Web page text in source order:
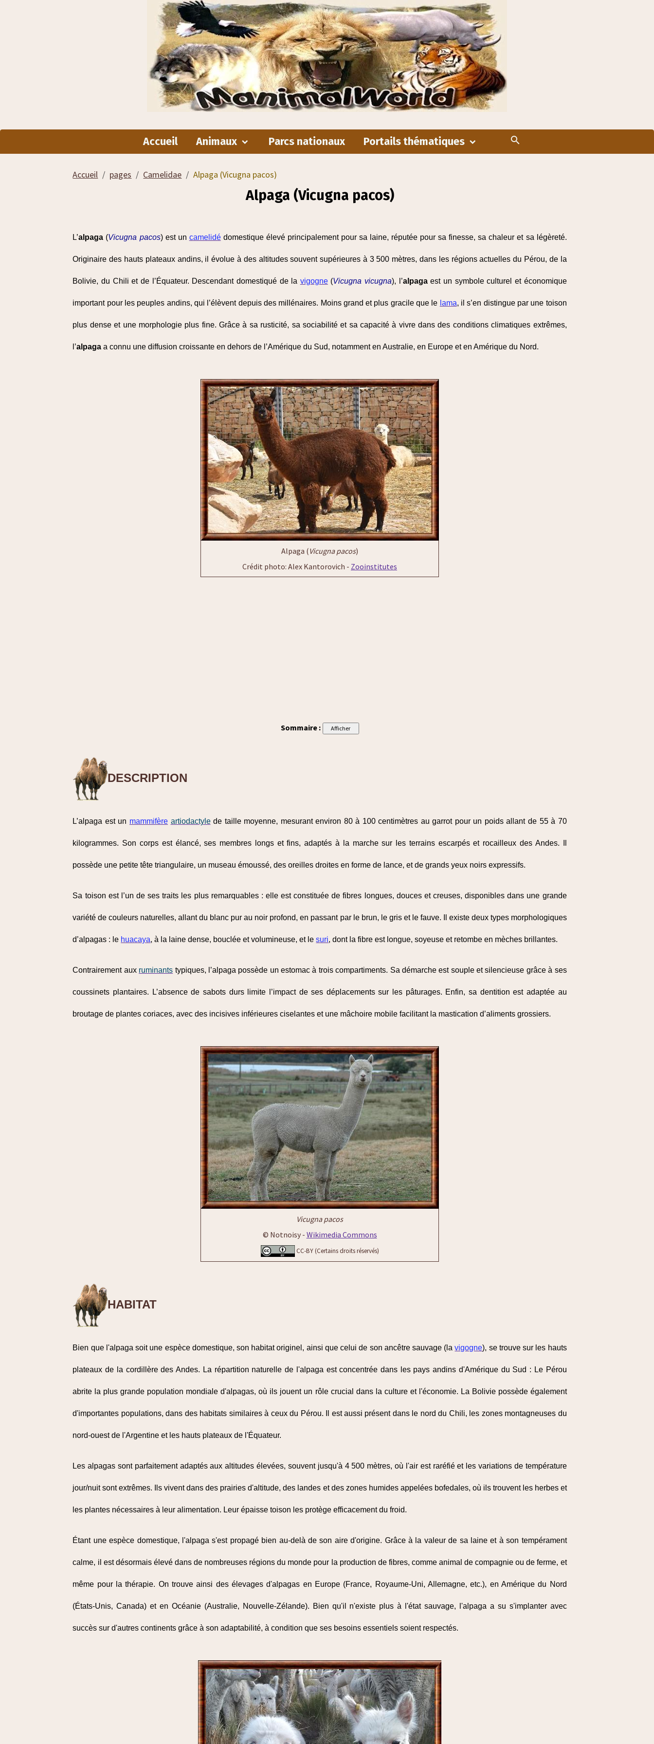
Accueil Animaux Parcs nationaux Portails thématiques
Accueil pages Camelidae Alpaga (Vicugna pacos)
Alpaga (Vicugna pacos)
L’alpaga (Vicugna pacos) est un camelidédomestique élevé principalement pour sa laine, réputée pour sa finesse, sa chaleur et sa légèreté.
Originaire des hauts plateaux andins, il évolue à des altitudes souvent supérieures à 3 500 mètres, dans les régions actuelles du Pérou, de la
Bolivie, du Chili et de l’Équateur. Descendant domestiqué de la vigogne(Vicugna vicugna), l’alpagaest un symbole culturel et économique
important pour les peuples andins, qui l’élèvent depuis des millénaires. Moins grand et plus gracile que le lama, il s’en distingue par une toison
plus dense et une morphologie plus fine. Grâce à sa rusticité, sa sociabilité et sa capacité à vivre dans des conditions climatiques extrêmes,
l’alpaga a connu une diffusion croissante en dehors de l’Amérique du Sud, notamment en Australie, en Europe et en Amérique du Nord.
Alpaga (Vicugna pacos)
Crédit photo: Alex Kantorovich - Zooinstitutes
Sommaire :
DESCRIPTION
L’alpaga est un mammifère artiodactylede taille moyenne, mesurant environ 80 à 100 centimètres au garrot pour un poids allant de 55 à 70
kilogrammes. Son corps est élancé, ses membres longs et fins, adaptés à la marche sur les terrains escarpés et rocailleux des Andes. Il
possède une petite tête triangulaire, un museau émoussé, des oreilles droites en forme de lance, et de grands yeux noirs expressifs.
Sa toison est l’un de ses traits les plus remarquables : elle est constituée de fibres longues, douces et creuses, disponibles dans une grande
variété de couleurs naturelles, allant du blanc pur au noir profond, en passant par le brun, le gris et le fauve. Il existe deux types morphologiques
d’alpagas : le huacaya, à la laine dense, bouclée et volumineuse, et lesuri, dont la fibre est longue, soyeuse et retombe en mèches brillantes.
Contrairement aux ruminants typiques, l’alpaga possède un estomac à trois compartiments. Sa démarche est souple et silencieuse grâce à ses
coussinets plantaires. L’absence de sabots durs limite l’impact de ses déplacements sur les pâturages. Enfin, sa dentition est adaptée au
broutage de plantes coriaces, avec des incisives inférieures ciselantes et une mâchoire mobile facilitant la mastication d’aliments grossiers.
Vicugna pacos
© Notnoisy - Wikimedia Commons
CC-BY (Certains droits réservés)
HABITAT
Bien que l'alpaga soit une espèce domestique, son habitat originel, ainsi que celui de son ancêtre sauvage (lavigogne), se trouve sur les hauts
plateaux de la cordillère des Andes. La répartition naturelle de l'alpaga est concentrée dans les pays andins d'Amérique du Sud : Le Pérou
abrite la plus grande population mondiale d'alpagas, où ils jouent un rôle crucial dans la culture et l'économie. La Bolivie possède également
d'importantes populations, dans des habitats similaires à ceux du Pérou. Il est aussi présent dans le nord du Chili, les zones montagneuses du
nord-ouest de l'Argentine et les hauts plateaux de l'Équateur.
Les alpagas sont parfaitement adaptés aux altitudes élevées, souvent jusqu'à 4 500 mètres, où l'air est raréfié et les variations de température
jour/nuit sont extrêmes. Ils vivent dans des prairies d'altitude, des landes et des zones humides appelées bofedales, où ils trouvent les herbes et
les plantes nécessaires à leur alimentation. Leur épaisse toison les protège efficacement du froid.
Étant une espèce domestique, l'alpaga s'est propagé bien au-delà de son aire d'origine. Grâce à la valeur de sa laine et à son tempérament
calme, il est désormais élevé dans de nombreuses régions du monde pour la production de fibres, comme animal de compagnie ou de ferme, et
même pour la thérapie. On trouve ainsi des élevages d'alpagas en Europe (France, Royaume-Uni, Allemagne, etc.), en Amérique du Nord
(États-Unis, Canada) et en Océanie (Australie, Nouvelle-Zélande). Bien qu'il n'existe plus à l'état sauvage, l'alpaga a su s'implanter avec
succès sur d'autres continents grâce à son adaptabilité, à condition que ses besoins essentiels soient respectés.